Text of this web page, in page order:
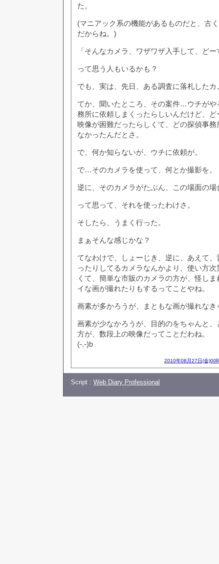
た。
(マニアック系の機能があるものだと、古
だからね。)
「そんなカメラ、ワザワザ入手して、ど
って思う人もいるかも？
でも、実は、先日、ある調査に落札した
てか、聞いたところ、その案件…ウチがや
務所に依頼しまくったらしいんだけど、
映像が困難だったらしくて、どの探偵事
なかったんだとさ。
で、何か知らないが、ウチに依頼が。
で…そのカメラを使って、何とか撮影を。
逆に、そのカメラがたぶん、この場面の
って思って、それを使ったわけさ。
そしたら、うまく行った。
まぁそんな感じかな？
てなわけで、しょーじき、逆に、あえて
ったりしてるカメラなんかより、使い方
くて、簡単な市販のカメラの方が、怪し
イな画が撮れたりもするってことやね。
画素が多かろうが、まともな画が撮れな
画素が少なかろうが、目的のをちゃんと
方が、数段上の映像だってことだわね。
(-.-)b
2010年08月27日(金)00
Script : Web Diary Professional